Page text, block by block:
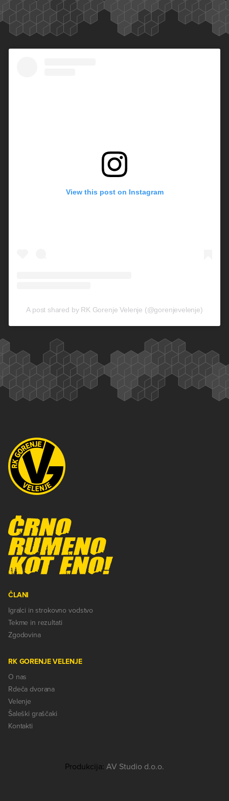
View this post on Instagram
A post shared by RK Gorenje Velenje (@gorenjevelenje)
ČLANI
Igralci in strokovno vodstvo
Tekme in rezultati
Zgodovina
RK GORENJE VELENJE
O nas
Rdeča dvorana
Velenje
Šaleški graščaki
Kontakti
Produkcija: AV Studio d.o.o.